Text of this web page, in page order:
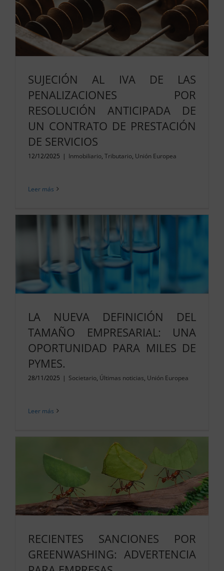
SUJECIÓN AL IVA DE LAS
PENALIZACIONES POR
RESOLUCIÓN ANTICIPADA DE
UN CONTRATO DE PRESTACIÓN
DE SERVICIOS
12/12/2025 | Inmobiliario, Tributario, Unión Europea
Leer más
LA NUEVA DEFINICIÓN DEL
TAMAÑO EMPRESARIAL: UNA
OPORTUNIDAD PARA MILES DE
PYMES.
28/11/2025 | Societario, Últimas noticias, Unión Europea
Leer más
RECIENTES SANCIONES POR
GREENWASHING: ADVERTENCIA